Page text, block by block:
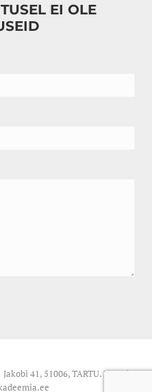
EI OLE
Jakobi 41, 51006, TARTU. Kontakt: